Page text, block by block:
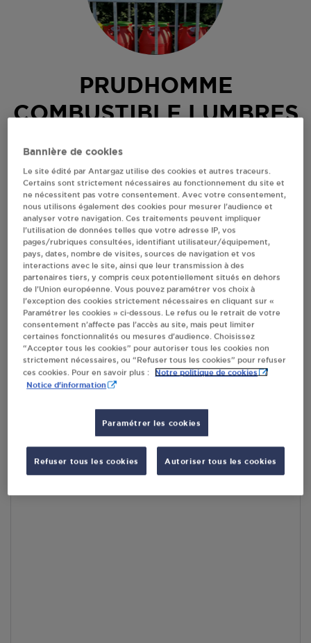
PRUDHOMME
COMBUSTIBLE LUMBRES
COMBUSTIBLES
62380LUMBRES
Revendeur de bouteilles de gaz
S'Y RENDRE
AFFICHER LE TÉLÉPHONE
RECEVOIR LES COORDONNÉES DU REVENDEUR
En cliquant sur « S’y rendre », j’autorise le traitement
d’informations (dont mon adresse IP) et leur transfert hors UE
par Google Maps afin d’afficher la carte.
En savoir plus
Accès
Bannière de cookies
Le site édité par Antargaz utilise des cookies et autres traceurs.
Certains sont strictement nécessaires au fonctionnement du site et
ne nécessitent pas votre consentement. Avec votre consentement,
nous utilisons également des cookies pour mesurer l’audience et
analyser votre navigation. Ces traitements peuvent impliquer
l’utilisation de données telles que votre adresse IP, vos
pages/rubriques consultées, identifiant utilisateur/équipement,
pays, dates, nombre de visites, sources de navigation et vos
interactions avec le site, ainsi que leur transmission à des
partenaires tiers, y compris ceux potentiellement situés en dehors
de l’Union européenne. Vous pouvez paramétrer vos choix à
l’exception des cookies strictement nécessaires en cliquant sur «
Paramétrer les cookies » ci-dessous. Le refus ou le retrait de votre
consentement n’affecte pas l’accès au site, mais peut limiter
certaines fonctionnalités ou mesures d’audience. Choisissez
“Accepter tous les cookies” pour autoriser tous les cookies non
strictement nécessaires, ou “Refuser tous les cookies” pour refuser
ces cookies. Pour en savoir plus :
Notre politique de cookies
Notice d'information
Paramétrer les cookies
Refuser tous les cookies Autoriser tous les cookies